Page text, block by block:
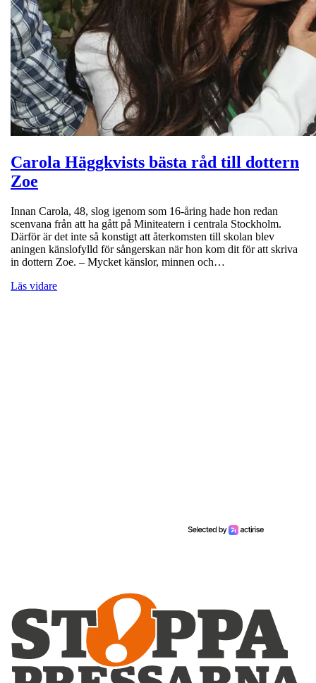
Carola Häggkvists bästa råd till dottern
Zoe
Innan Carola, 48, slog igenom som 16-åring hade hon redan
scenvana från att ha gått på Miniteatern i centrala Stockholm.
Därför är det inte så konstigt att återkomsten till skolan blev
aningen känslofylld för sångerskan när hon kom dit för att skriva
in dottern Zoe. – Mycket känslor, minnen och…
Läs vidare